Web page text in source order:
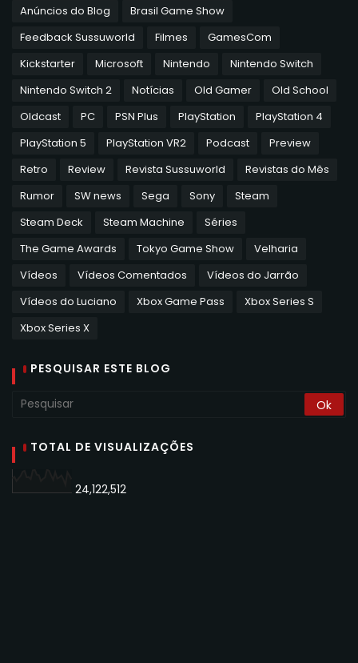
Anúncios do Blog
Brasil Game Show
Feedback Sussuworld
Filmes
GamesCom
Kickstarter
Microsoft Nintendo
Nintendo Switch
Nintendo Switch 2
Notícias Old Gamer
Old School
Oldcast
PC PSN Plus PlayStation
PlayStation 4
PlayStation 5
PlayStation VR2 Podcast
Preview
Retro
Review Revista Sussuworld
Revistas do Mês
Rumor
SW news Sega Sony
Steam
Steam Deck
Steam Machine
Séries
The Game Awards
Tokyo Game Show
Velharia
Vídeos
Vídeos Comentados
Vídeos do Jarrão
Vídeos do Luciano
Xbox Game Pass
Xbox Series S
Xbox Series X
PESQUISAR ESTE BLOG
TOTAL DE VISUALIZAÇÕES
24,122,512